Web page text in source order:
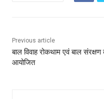
Previous article
बाल विवाह रोकथाम एवं बाल
आयोजित